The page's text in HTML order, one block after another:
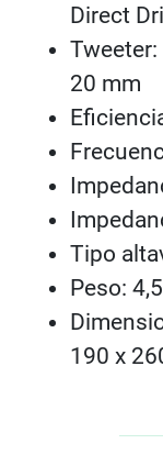
Direct
20 mm
Tipo
Peso:
190 x